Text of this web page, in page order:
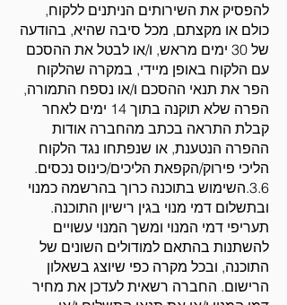
להפסיק את השירותים הניתנים ללקוח,
כולם או מקצתם, מכל סיבה שהיא, בהודעה
של 30 ימים מראש, ו/או לבטל את ההסכם
עם הלקוח באופן מיידי, במקרה שהלקוח
הפר את תנאי ההסכם ו/או נספח התמורה,
הפרה שלא תוקנה בתוך 14 ימים לאחר
קבלת התראה בכתב מהחברה אודות
ההפרה הנטענת, או שנפתחו נגד הלקוח
הליכי פירוק/הקפאת הליכים/כינוס נכסים.
3.6.השימוש בתוכנה כרוך בהרשמה כמנוי
ובתשלום דמי מנוי בגין רישיון התוכנה.
תעריפי דמי המנוי ומשך המנוי עשויים
להשתנות בהתאם למודולים השונים של
התוכנה, ובכל מקרה כפי שיוצג בשאלון
הרישום. החברה רשאית לעדכן את מחיר